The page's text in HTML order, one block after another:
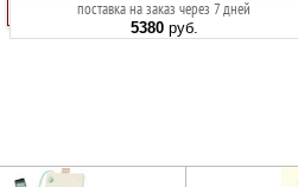
4096 уровней,